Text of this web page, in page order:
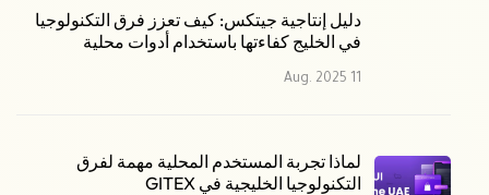
دليل إنتاجية جيتكس: كيف تعزز فرق التكنولوجيا
في الخليج كفاءتها باستخدام أدوات محلية
11 Aug. 2025
لماذا تجربة المستخدم المحلية مهمة لفرق
التكنولوجيا الخليجية في GITEX